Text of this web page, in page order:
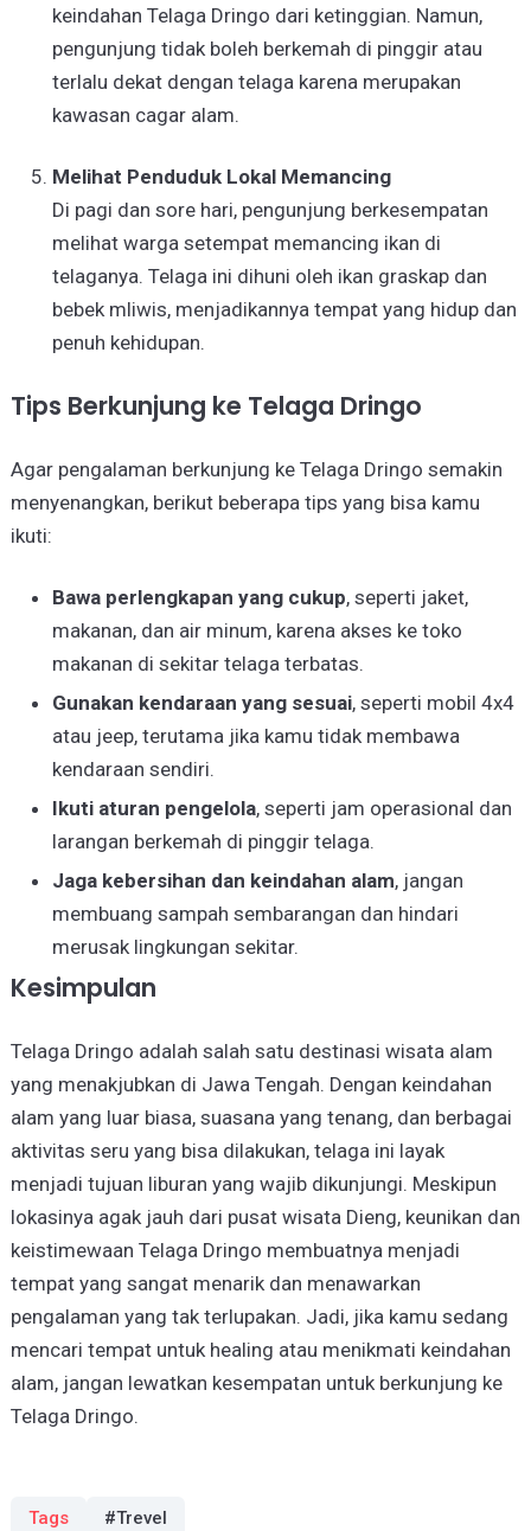
keindahan Telaga Dringo dari ketinggian. Namun,
pengunjung tidak boleh berkemah di pinggir atau
terlalu dekat dengan telaga karena merupakan
kawasan cagar alam.
Melihat Penduduk Lokal Memancing
Di pagi dan sore hari, pengunjung berkesempatan
melihat warga setempat memancing ikan di
telaganya. Telaga ini dihuni oleh ikan graskap dan
bebek mliwis, menjadikannya tempat yang hidup dan
penuh kehidupan.
Tips Berkunjung ke Telaga Dringo
Agar pengalaman berkunjung ke Telaga Dringo semakin
menyenangkan, berikut beberapa tips yang bisa kamu
ikuti:
Bawa perlengkapan yang cukup, seperti jaket,
makanan, dan air minum, karena akses ke toko
makanan di sekitar telaga terbatas.
Gunakan kendaraan yang sesuai, seperti mobil 4x4
atau jeep, terutama jika kamu tidak membawa
kendaraan sendiri.
Ikuti aturan pengelola, seperti jam operasional dan
larangan berkemah di pinggir telaga.
Jaga kebersihan dan keindahan alam, jangan
membuang sampah sembarangan dan hindari
merusak lingkungan sekitar.
Kesimpulan
Telaga Dringo adalah salah satu destinasi wisata alam
yang menakjubkan di Jawa Tengah. Dengan keindahan
alam yang luar biasa, suasana yang tenang, dan berbagai
aktivitas seru yang bisa dilakukan, telaga ini layak
menjadi tujuan liburan yang wajib dikunjungi. Meskipun
lokasinya agak jauh dari pusat wisata Dieng, keunikan dan
keistimewaan Telaga Dringo membuatnya menjadi
tempat yang sangat menarik dan menawarkan
pengalaman yang tak terlupakan. Jadi, jika kamu sedang
mencari tempat untuk healing atau menikmati keindahan
alam, jangan lewatkan kesempatan untuk berkunjung ke
Telaga Dringo.
Tags #Trevel